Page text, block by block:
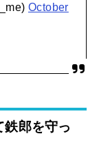
October
郎を守っ